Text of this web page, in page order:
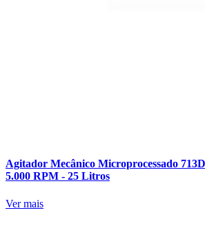
Agitador Mecânico Microprocessado
5.000 RPM - 25 Litros
Ver mais